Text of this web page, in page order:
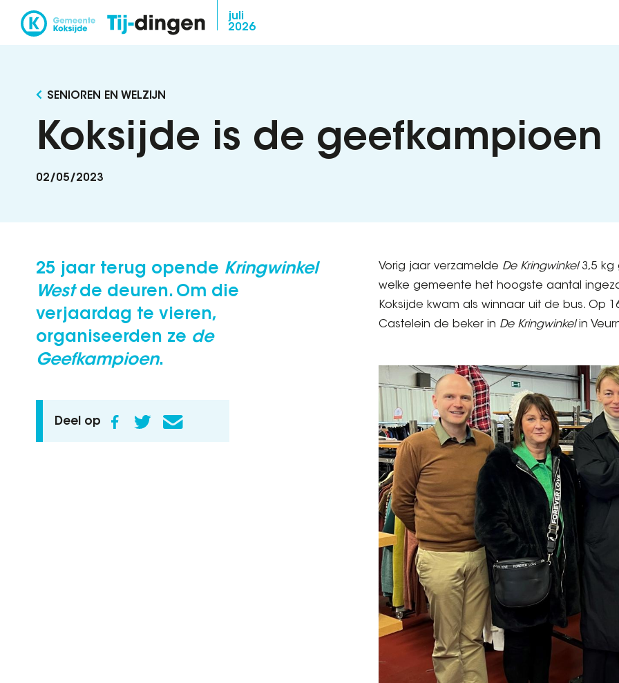
Overslaan
juli
2026
SENIOREN EN WELZIJN
Koksijde is de geefkampioen
02/05/2023
25 jaar terug opende Kringwinkel
Westde deuren. Om die
verjaardag te vieren,
organiseerden ze de
Geefkampioen.
Deel op
Vorig jaar verzamelde De Kringwinkel3,5 kg
welke gemeente het hoogste aantal
Koksijde kwam als winnaar uit de bus. Op
Castelein de beker in De Kringwinkelin